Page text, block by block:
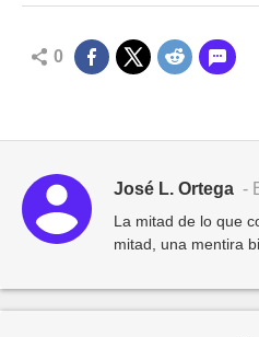
0
José L. Ortega -
La mitad de lo que
mitad, una mentira